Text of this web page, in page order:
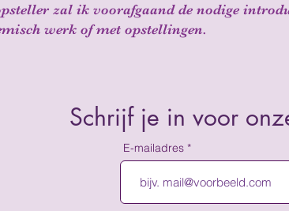
zal ik voorafgaand de nodige
werk of met opstellingen.
Schrijf je in voor
E-mailadres